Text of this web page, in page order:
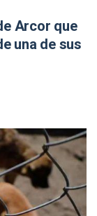
Arcor que
una de sus